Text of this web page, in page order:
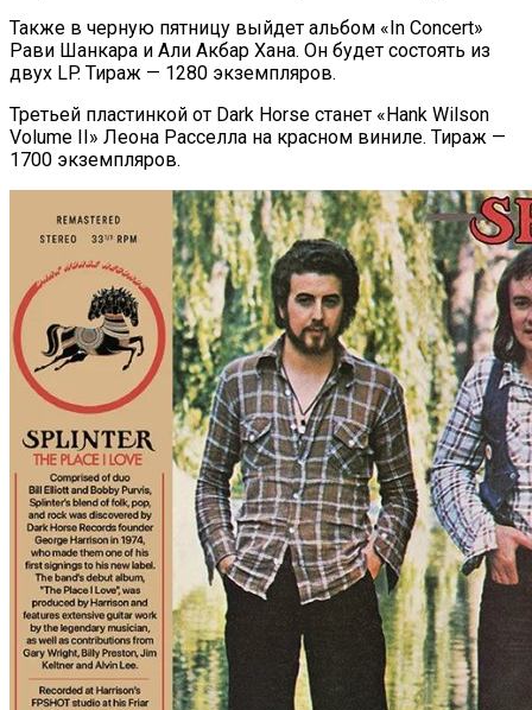
Также в черную пятницу выйдет альбом «In Concert»
Рави Шанкара и Али Акбар Хана. Он будет состоять из
двух LP. Тираж — 1280 экземпляров.
Третьей пластинкой от Dark Horse станет «Hank Wilson
Volume II» Леона Расселла на красном виниле. Тираж —
1700 экземпляров.